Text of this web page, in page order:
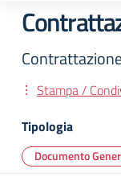
Stampa /
Tipologia
Documento